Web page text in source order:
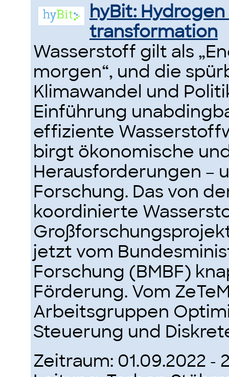
hyBit:
transformation
Wasserstoff gilt als
morgen“, und die
Klimawandel und
Einführung
effiziente
birgt ökonomische
Herausforderungen –
Forschung. Das von
koordinierte
jetzt vom
Forschung (BMBF)
Förderung. Vom
Arbeitsgruppen
Steuerung und
Zeitraum: 01.09.2022 -